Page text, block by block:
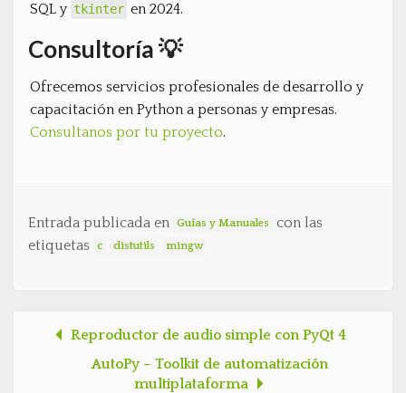
SQL y tkinter en 2024.
Consultoría 💡
Ofrecemos servicios profesionales de desarrollo y
capacitación en Python a personas y empresas.
Consultanos por tu proyecto.
Entrada publicada en Guías y Manuales
con las
etiquetas
c distutils mingw
Post navigation
Reproductor de audio simple con PyQt 4
AutoPy – Toolkit de automatización
multiplataforma